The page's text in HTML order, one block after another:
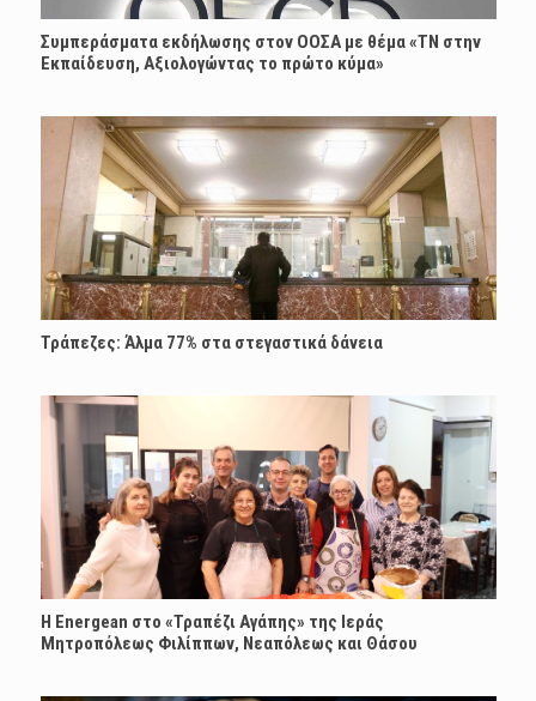
Συμπεράσματα εκδήλωσης στον ΟΟΣΑ με θέμα «ΤΝ στην
Εκπαίδευση, Αξιολογώντας το πρώτο κύμα»
Τράπεζες: Άλμα 77% στα στεγαστικά δάνεια
H Energean στο «Τραπέζι Αγάπης» της Ιεράς
Μητροπόλεως Φιλίππων, Νεαπόλεως και Θάσου